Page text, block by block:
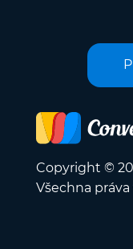
Copyright ©
Všechna